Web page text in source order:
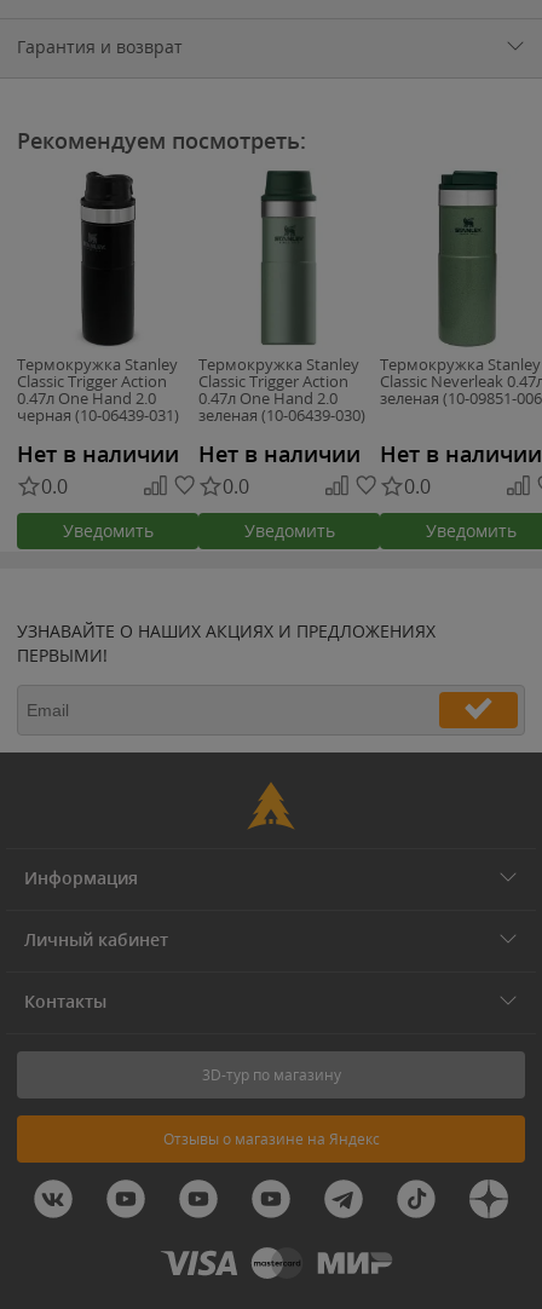
Гарантия и возврат
Рекомендуем посмотреть:
Термокружка Stanley
Classic Trigger Action
0.47л One Hand 2.0
черная (10-06439-031)
Нет в наличии
0.0
Уведомить
Термокружка Stanley
Classic Trigger Action
0.47л One Hand 2.0
зеленая (10-06439-030)
Нет в наличии
0.0
Уведомить
Термокружка Stanley
Classic Neverleak
зеленая (10-09851-
Нет в наличии
0.0
Уведомить
УЗНАВАЙТЕ О НАШИХ АКЦИЯХ И ПРЕДЛОЖЕНИЯХ
ПЕРВЫМИ!
Информация
Личный кабинет
Контакты
3D-тур по магазину
Отзывы о магазине на Яндекс